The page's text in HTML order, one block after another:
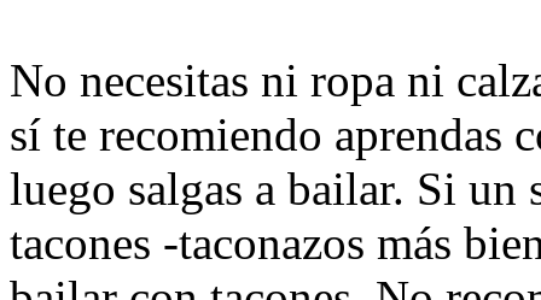
No necesitas ni ropa ni
sí te recomiendo aprendas
luego salgas a bailar. Si un
tacones -taconazos más